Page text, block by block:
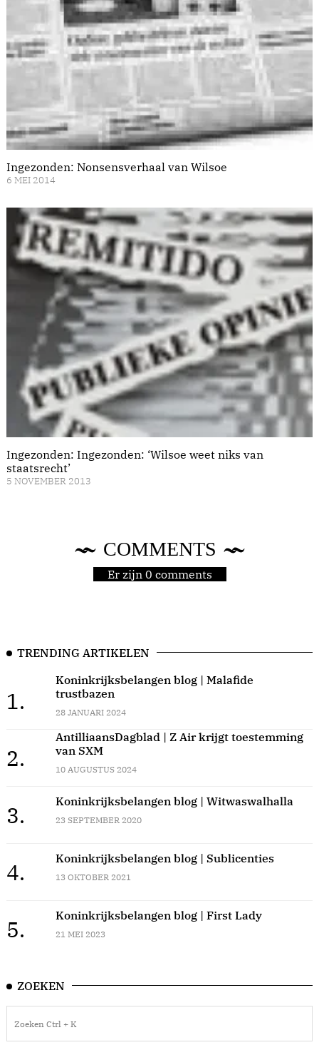
Ingezonden: Nonsensverhaal van Wilsoe
6 MEI 2014
Ingezonden: Ingezonden: ‘Wilsoe weet niks van
staatsrecht’
5 NOVEMBER 2013
COMMENTS
Er zijn 0 comments
TRENDING ARTIKELEN
1.
Koninkrijksbelangen blog | Malafide
trustbazen
28 JANUARI 2024
2.
AntilliaansDagblad | Z Air krijgt toestemming
van SXM
10 AUGUSTUS 2024
3.
Koninkrijksbelangen blog | Witwaswalhalla
23 SEPTEMBER 2020
4.
Koninkrijksbelangen blog | Sublicenties
13 OKTOBER 2021
5.
Koninkrijksbelangen blog | First Lady
21 MEI 2023
ZOEKEN